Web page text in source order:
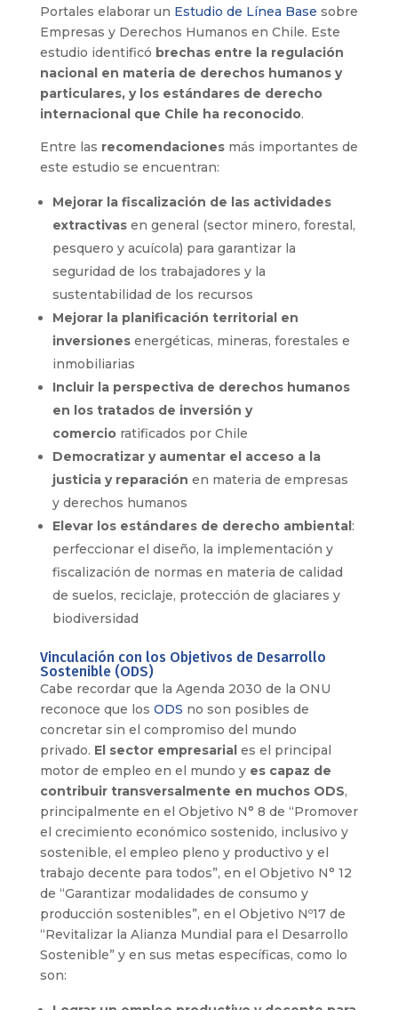
Portales elaborar un Estudio de Línea Base sobre
Empresas y Derechos Humanos en Chile. Este
estudio identificó brechas entre la regulación
nacional en materia de derechos humanos y
particulares, y los estándares de derecho
internacional que Chile ha reconocido.
Entre las recomendaciones más importantes de
este estudio se encuentran:
Mejorar la fiscalización de las actividades
extractivasen general (sector minero, forestal,
pesquero y acuícola) para garantizar la
seguridad de los trabajadores y la
sustentabilidad de los recursos
Mejorar la planificación territorial en
inversionesenergéticas, mineras, forestales e
inmobiliarias
Incluir la perspectiva de derechos humanos
en los tratados de inversión y
comercioratificados por Chile
Democratizar y aumentar el acceso a la
justicia y reparación en materia de empresas
y derechos humanos
Elevar los estándares de derecho ambiental:
perfeccionar el diseño, la implementación y
fiscalización de normas en materia de calidad
de suelos, reciclaje, protección de glaciares y
biodiversidad
Vinculación con los Objetivos de Desarrollo
Sostenible (ODS)
Cabe recordar que la Agenda 2030 de la ONU
reconoce que los ODS no son posibles de
concretar sin el compromiso del mundo
privado. El sector empresarial es el principal
motor de empleo en el mundo y es capaz de
contribuir transversalmente en muchos ODS,
principalmente en el Objetivo N° 8 de “Promover
el crecimiento económico sostenido, inclusivo y
sostenible, el empleo pleno y productivo y el
trabajo decente para todos”, en el Objetivo N° 12
de “Garantizar modalidades de consumo y
producción sostenibles”, en el Objetivo Nº17 de
“Revitalizar la Alianza Mundial para el Desarrollo
Sostenible” y en sus metas específicas, como lo
son: